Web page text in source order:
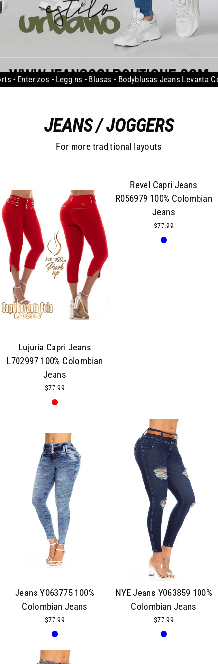
T
I
U
E
- Blusas - Bodyblusas Jeans Levanta Cola - Shorts -
JEANS / JOGGERS
For more traditional layouts
Lujuria Capri Jeans
L702997 100% Colombian
Jeans
$77.99
Revel Capri Jeans
R056979 100% Colombian
Jeans
$77.99
Jeans Y063775 100%
Colombian Jeans
$77.99
NYE Jeans Y063859 100%
Colombian Jeans
$77.99